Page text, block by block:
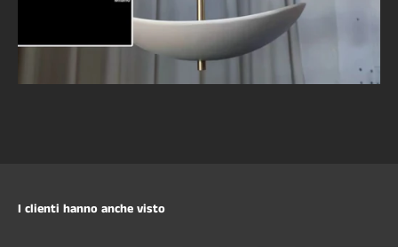
I clienti hanno anche visto